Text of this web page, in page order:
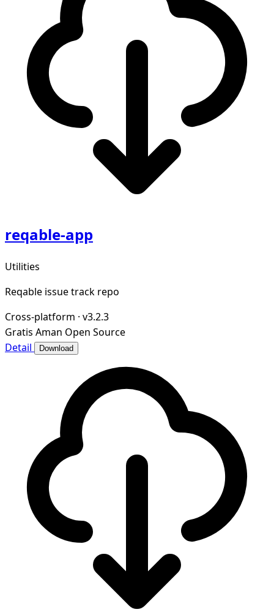
reqable-app
Utilities
Reqable issue track repo
Cross-platform · v3.2.3
Gratis Aman Open Source
Detail
Download